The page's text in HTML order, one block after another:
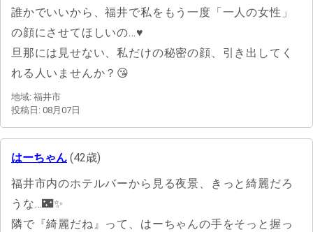
誰かでいいから、福井で私をもう一度「一人の女性」
の顔にさせてほしいの…♥️
旦那には見せない、私だけの秘密の顔、引き出してく
れる人いませんか？😘
地域: 福井市
投稿日: 08月07日
はーちゃん (42歳)
福井市内のホテルバーから見る夜景、きっと綺麗だろ
うな…🌃✨
隣で『綺麗だね』って、はーちゃんの手をそっと握っ